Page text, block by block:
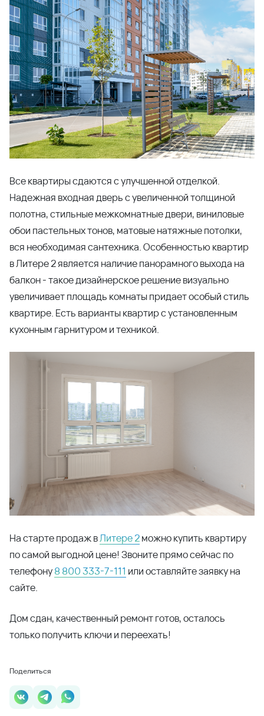
Будьте в курсе наших
новостей и акций
Даю согласие на обработку персональных данных и
подтверждаю, что ознакомлен c
На старте продаж вЛитере 2можно купить квартиру
по самой выгодной цене! Звоните прямо сейчас по
телефону8 800 333-7-111или оставляйте заявку на
сайте.
Дом сдан, качественный ремонт готов, осталось
только получить ключи и переехать!
Поделиться
Читать далее
20.09.2024
Праздник для новоселов в ЖК Город у моря в
Новороссийске!
Заказать